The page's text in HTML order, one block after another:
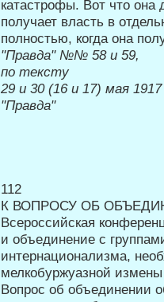
катаст­рофы. Вот что она
получает власть в
полностью, когда она
"Правда"
по тексту
29 и 30 (16
"Правда"
112
К ВОПРОСУ ОБ
Всероссийская
и объ­единение с
интернационализма,
мелкобуржуазной
Вопрос об объединении